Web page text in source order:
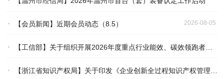
2026-08-05
【会员新闻】近期会员动态（8.5） 2026-08-05
【工信部】关于组织开展2026年度重点行业能效、碳效领跑者企业推荐工作的通知
2026-08-04
【浙江省知识产权局】关于印发《企业创新全过程知识产权管理指引》的通知